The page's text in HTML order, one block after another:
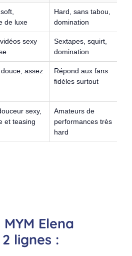
de luxe
Hard, sans tabou,
domination
sexy
Sextapes, squirt,
domination
assez
Répond aux fans
fidèles surtout
sexy,
et teasing
Amateurs de
performances très
hard
Elena
lignes :